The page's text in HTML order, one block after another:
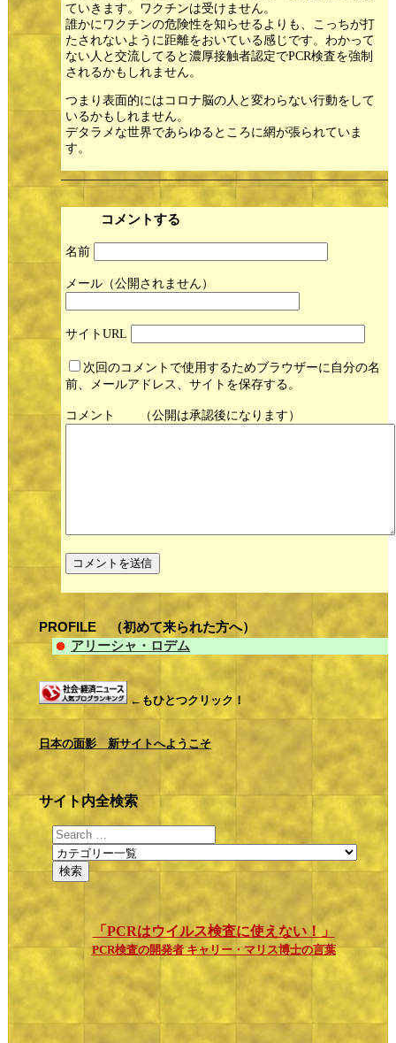
ていきます。ワクチンは受けません。
誰かにワクチンの危険性を知らせるよりも、こっちが打
たされないように距離をおいている感じです。わかって
ない人と交流してると濃厚接触者認定でPCR検査を強制
されるかもしれません。
つまり表面的にはコロナ脳の人と変わらない行動をして
いるかもしれません。
デタラメな世界であらゆるところに網が張られていま
す。
コメントする
名前
メール
サイト
次回のコメントで使用するためブラウザーに自分の名
前、メールアドレス、サイトを保存する。
コメント
PROFILE （初めて来られた方へ）
アリーシャ・ロデム
←もひとつクリック！
日本の面影 新サイトへようこそ
サイト内全検索
「PCRはウイルス検査に使えない！」
PCR検査の開発者 キャリー・マリス博士の言葉